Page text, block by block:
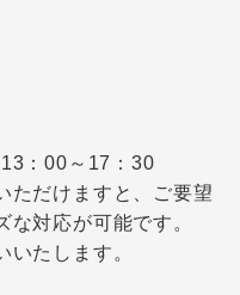
：00～17：30
ただけますと、ご要望
対応が可能です。
たします。